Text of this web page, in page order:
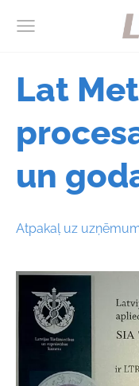
Lat
un
Atpakaļ uz